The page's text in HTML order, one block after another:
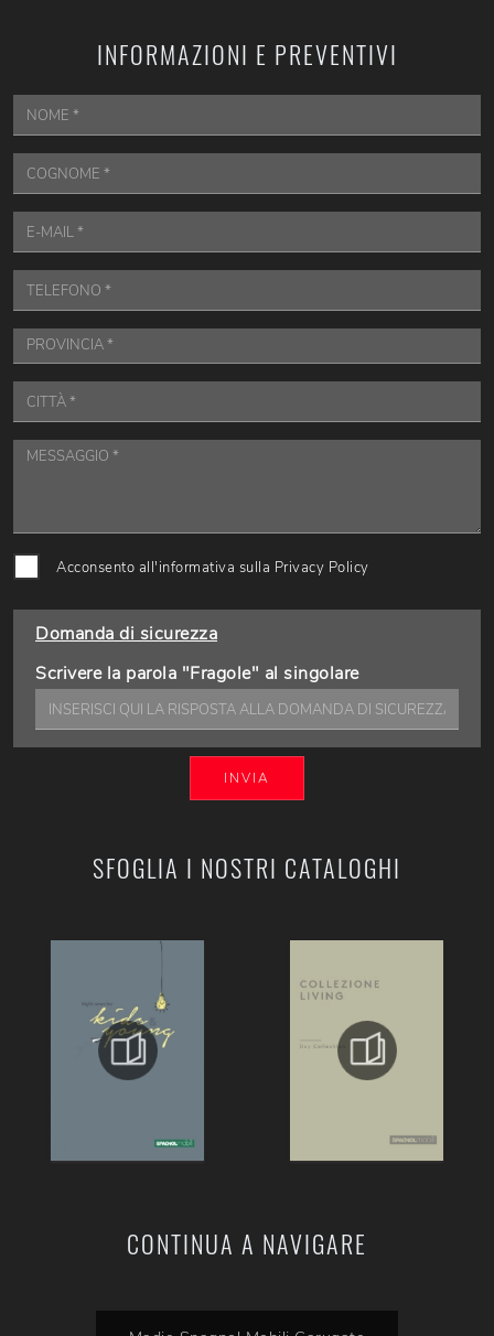
SFOGLIA I NOSTRI CATALOGHI
CONTINUA A NAVIGARE
INFORMAZIONI E PREVENTIVI
Acconsento all'informativa sulla Privacy Policy
Domanda di sicurezza
Scrivere la parola "Fragole" al singolare
INVIA